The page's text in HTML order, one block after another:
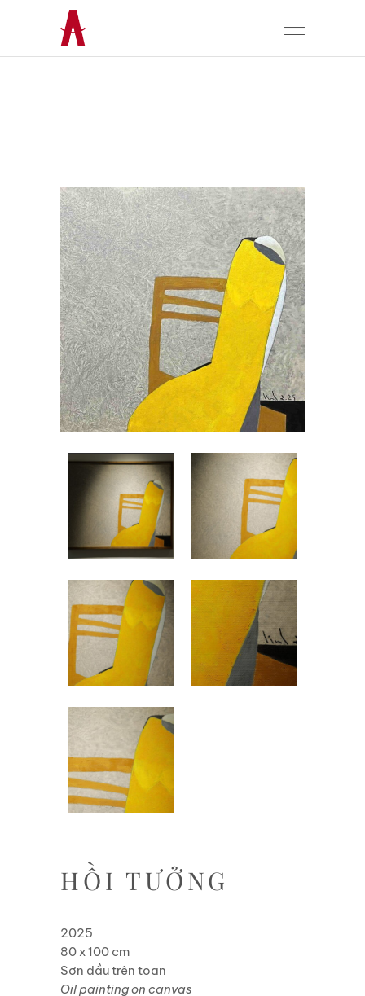
HỒI TƯỞNG
2025
80 x 100 cm
Sơn dầu trên toan
Oil painting on canvas